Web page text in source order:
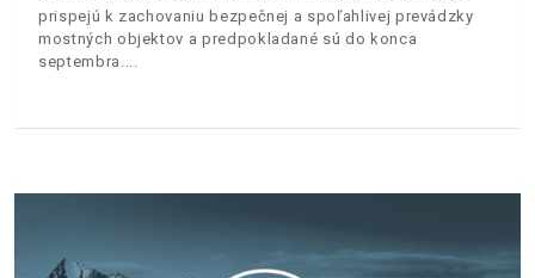
prispejú k zachovaniu bezpečnej a spoľahlivej prevádzky
mostných objektov a predpokladané sú do konca
septembra.